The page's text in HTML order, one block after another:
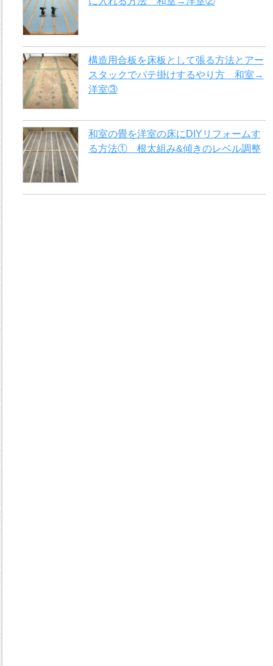
構造用合板を床板として張る方法とアー
スタックでパテ掛けするやり方 和室→
洋室③
和室の畳を洋室の床にDIYリフォームす
る方法① 根太組み&傾きのレベル調整